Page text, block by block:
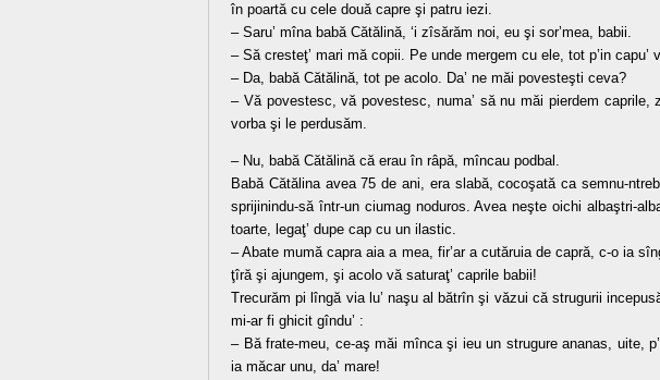
în poartă cu cele două capre şi patru iezi.
– Saru’ mîna babă Cătălină, ‘i zîsărăm noi, eu şi sor’mea, babii.
– Să cresteţ’ mari mă copii. Pe unde mergem cu ele, tot p’in
– Da, babă Cătălină, tot pe acolo. Da’ ne măi povesteşti ceva?
– Vă povestesc, vă povestesc, numa’ să nu măi pierdem caprile,
vorba şi le perdusăm.
– Nu, babă Cătălină că erau în râpă, mîncau podbal.
Babă Cătălina avea 75 de ani, era slabă, cocoşată ca semnu-
sprijinindu-să într-un ciumag noduros. Avea neşte oichi albaştri-
toarte, legaţ’ dupe cap cu un ilastic.
– Abate mumă capra aia a mea, fir’ar a cutăruia de capră, c-o ia
ţîră şi ajungem, şi acolo vă saturaţ’ caprile babii!
Trecurăm pi lîngă via lu’ naşu al bătrîn şi văzui că strugurii
mi-ar fi ghicit gîndu’ :
– Bă frate-meu, ce-aş măi mînca şi ieu un strugure ananas, uite,
ia măcar unu, da’ mare!